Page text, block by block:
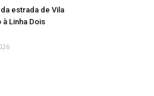
estrada de Vila
Linha Dois